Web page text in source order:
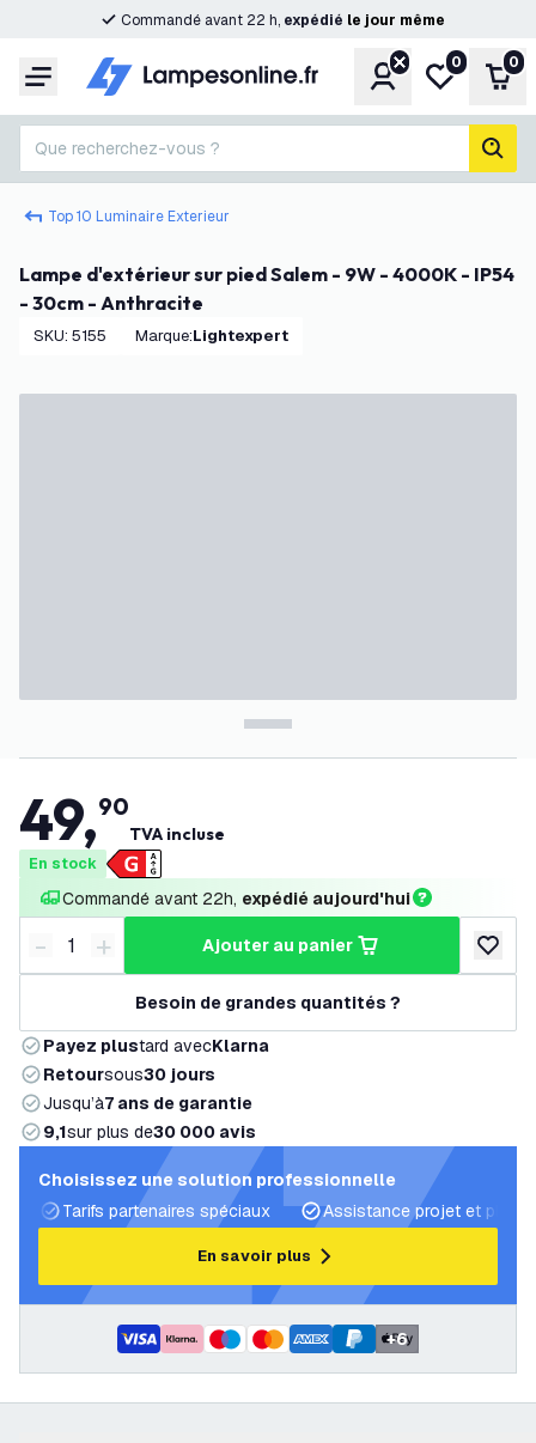
Commandé avant 22 h, expédié le jour même
Menu CompteMa liste de
0 0
Que recherchez-vous ?
Top 10 Luminaire Exterieur
Lampe d'extérieur sur pied Salem - 9W - 4000K - IP54
- 30cm - Anthracite
SKU: 5155 Marque: Lightexpert
49,90
TVA incluse
En stock
Commandé avant 22h, expédié aujourd'hui
Diminuer la quantité
- Augmenter la quantité
+ ajouter au panier
Besoin de grandes quantités ?
Payez plustard avecKlarna
Retoursous30 jours
Jusqu’à7 ans de garantie
9,1sur plus de30 000 avis
Choisissez une solution professionnelle
Tarifs partenaires spéciaux
Assistance projet et plans
En savoir plus
+6